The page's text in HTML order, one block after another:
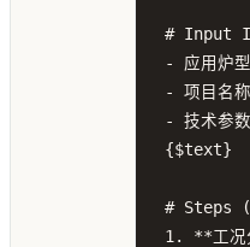
# Input
- 应用炉
- 项目名
- 技术参
{$text}
# Steps
1. **工况